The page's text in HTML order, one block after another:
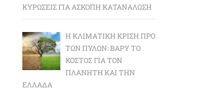
ΚΥΡΏΣΕΙΣ ΓΙΑ ΆΣΚΟΠΗ ΚΑΤΑΝΆΛΩΣΗ
Η ΚΛΙΜΑΤΙΚΉ ΚΡΊΣΗ ΠΡΟ
ΤΩΝ ΠΥΛΏΝ: BΑΡΎ ΤΟ
ΚΌΣΤΟΣ ΓΙΑ ΤΟΝ
ΠΛΑΝΉΤΗ ΚΑΙ ΤΗΝ
ΕΛΛΆΔΑ